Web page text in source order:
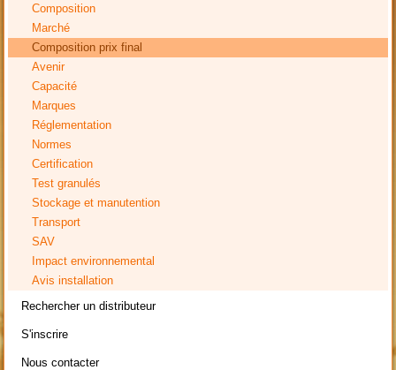
Composition
Marché
Composition prix final
Avenir
Capacité
Marques
Réglementation
Normes
Certification
Test granulés
Stockage et manutention
Transport
SAV
Impact environnemental
Avis installation
Rechercher un distributeur
S'inscrire
Nous contacter